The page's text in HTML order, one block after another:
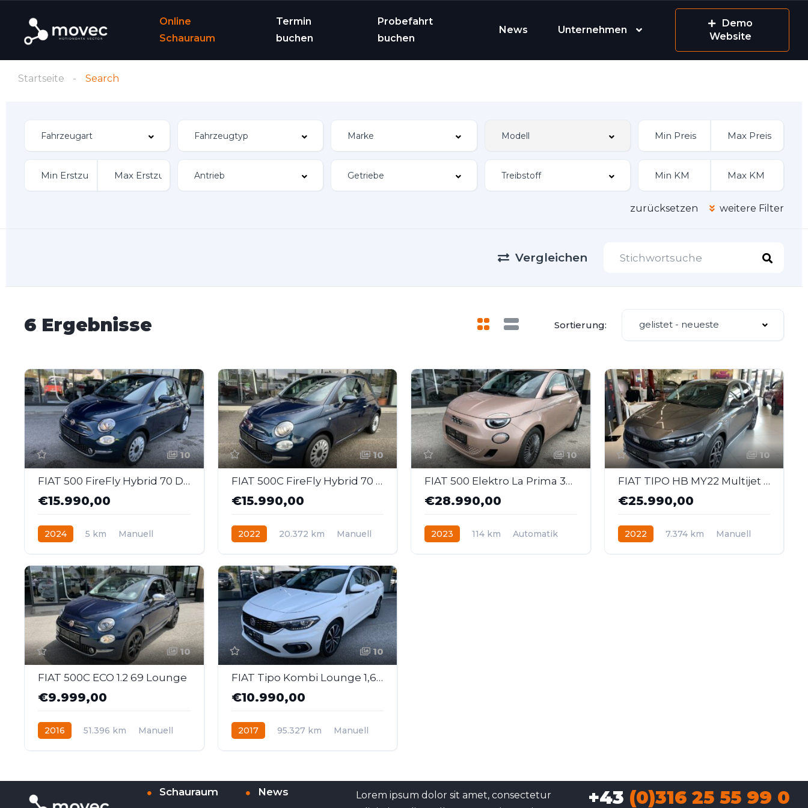
Online
Schauraum
Termin
buchen
Probefahrt
buchen
News Unternehmen
Demo
Website
Startseite Search
zurücksetzen weitere Filter
Vergleichen
6 Ergebnisse Sortierung: gelistet - neueste
10
FIAT 500 FireFly Hybrid 70 Dolcevita
€15.990,00
2024 5 km
Manuell
10
FIAT 500C FireFly Hybrid 70 Dolcevita
€15.990,00
2022 20.372 km
Manuell
10
FIAT 500 Elektro La Prima 3+1 42 kWh
€28.990,00
2023 114 km
Automatik
10
FIAT TIPO HB MY22 Multijet 130 CROSS
€25.990,00
2022 7.374 km
Manuell
10
FIAT 500C ECO 1.2 69 Lounge
€9.999,00
2016 51.396 km
Manuell
10
FIAT Tipo Kombi Lounge 1,6MJT 120
€10.990,00
2017 95.327 km
Manuell
Schauraum News
Lorem ipsum dolor sit amet, consectetur
+43 (0)316 25 55 99 0